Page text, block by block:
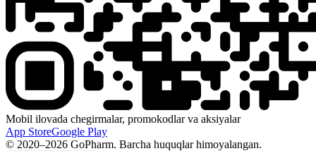
Mobil ilovada chegirmalar, promokodlar va aksiyalar
App StoreGoogle Play
© 2020–2026 GoPharm. Barcha huquqlar himoyalangan.